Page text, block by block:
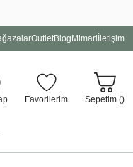
OutletBlog Mimari İletişim
Favorilerim Sepetim ()